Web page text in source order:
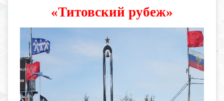
«Титовский рубеж»